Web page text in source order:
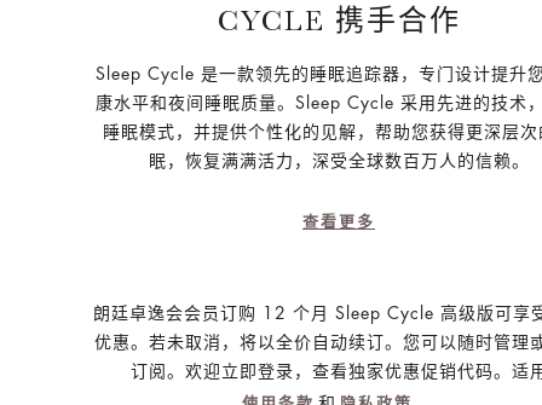
CYCLE 携手合作
Sleep Cycle 是一款领先的睡眠追踪器，专门设计提升
康水平和夜间睡眠质量。Sleep Cycle 采用先进的技术
睡眠模式，并提供个性化的见解，帮助您获得更深层次
眠，恢复满满活力，深受全球数百万人的信赖。
查看更多
朗廷卓逸会会员订购 12 个月 Sleep Cycle 高级版可享
优惠。若未取消，将以全价自动续订。您可以随时管理
订阅。欢迎立即登录，查看独家优惠促销代码。适